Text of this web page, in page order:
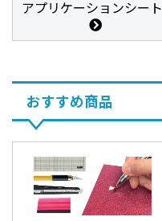
アプリケーションシート
おすすめ商品